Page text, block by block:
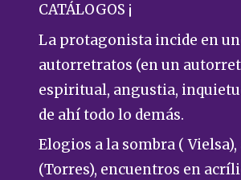
CATÁLOGOS ¡
La protagonista incide en
autorretratos (en un
espiritual, angustia,
de ahí todo lo demás.
Elogios a la sombra (
(Torres), encuentros en